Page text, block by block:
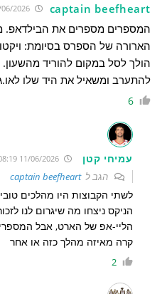
captain beefheart
11/06/2026 16:10:24
המספרים מספרים את הבילדאפ.
הארורה של הספרס בסיומת:
הולך לסל במקום להוריד
להתערב ומשאיל את היד שלו
6
עמיחי קטן
הגב לcaptain beefheart
לשתי הקבוצות היו מהלכים
הניקס ניצחו מה שיגרום לנו
הליי-אפ של הארט, אבל
קרה מאיזה מהלך כזה או אחר
2